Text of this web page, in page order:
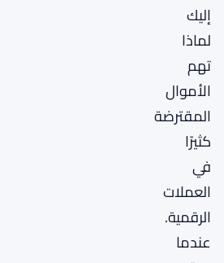
إليك
لماذا
تهم
الأموال
المقترضة
كثيرًا
في
العملات
الرقمية.
عندما